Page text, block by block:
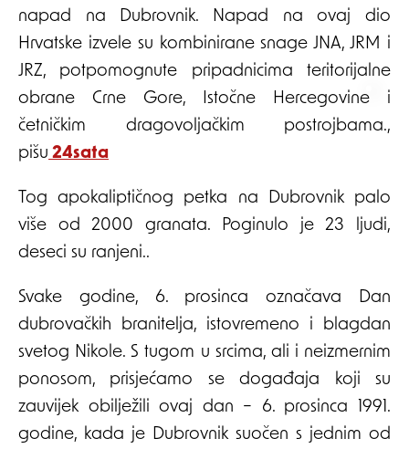
napad na Dubrovnik. Napad na ovaj dio
Hrvatske izvele su kombinirane snage JNA, JRM i
JRZ, potpomognute pripadnicima teritorijalne
obrane Crne Gore, Istočne Hercegovine i
četničkim dragovoljačkim postrojbama.,
pišu 24sata
Tog apokaliptičnog petka na Dubrovnik palo
više od 2000 granata. Poginulo je 23 ljudi,
deseci su ranjeni..
Svake godine, 6. prosinca označava Dan
dubrovačkih branitelja, istovremeno i blagdan
svetog Nikole. S tugom u srcima, ali i neizmernim
ponosom, prisjećamo se događaja koji su
zauvijek obilježili ovaj dan – 6. prosinca 1991.
godine, kada je Dubrovnik suočen s jednim od